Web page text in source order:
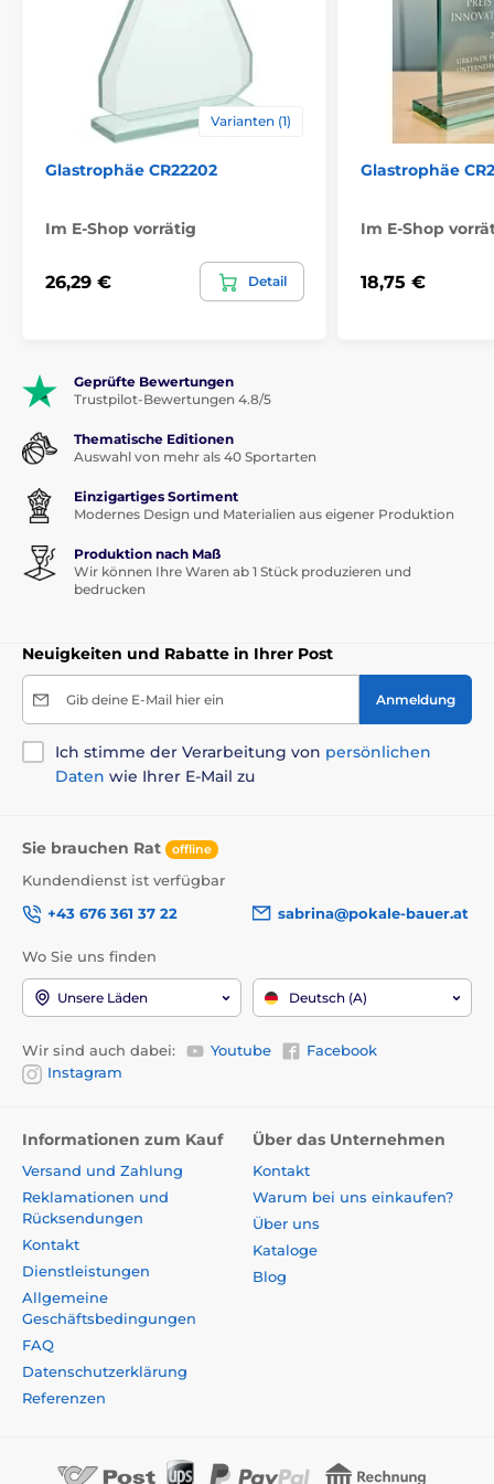
Verpackung
Das Produkt ist in Kategorien eingeteilt
CR2026
Varianten (1)
Glastrophäe CR22202
Im E-Shop vorrätig
26,29 € Detail
Glastrophäe
Im E-Shop
18,75 €
Geprüfte Bewertungen
Trustpilot-Bewertungen 4.8/5
Thematische Editionen
Auswahl von mehr als 40 Sportarten
Einzigartiges Sortiment
Modernes Design und Materialien aus eigener Produktion
Produktion nach Maß
Wir können Ihre Waren ab 1 Stück produzieren und
bedrucken
Neuigkeiten und Rabatte in Ihrer Post
Gib deine E-Mail hier ein Anmeldung
Ich stimme der Verarbeitung von persönlichen
Daten wie Ihrer E-Mail zu
Sie brauchen Rat offline
Kundendienst ist verfügbar
+43 676 361 37 22
sabrina@pokale-bauer.at
Wo Sie uns finden
Unsere Läden Deutsch (A)
Wir sind auch dabei: Youtube
Facebook
Instagram
Informationen zum Kauf
Versand und Zahlung
Reklamationen und
Rücksendungen
Kontakt
Dienstleistungen
Allgemeine
Geschäftsbedingungen
FAQ
Datenschutzerklärung
Referenzen
Über das Unternehmen
Kontakt
Warum bei uns einkaufen?
Über uns
Kataloge
Blog